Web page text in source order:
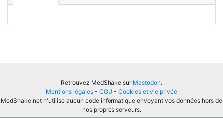
Retrouvez MedShake sur Mastodon.
Mentions légales - CGU - Cookies et vie privée
MedShake.net n'utilise aucun code informatique envoyant vos données hors de
nos propres serveurs.